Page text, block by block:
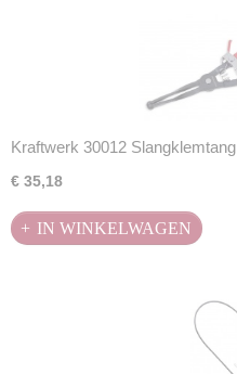
Kraftwerk 30012 Slangklemtang
€ 35,18
IN WINKELWAGEN